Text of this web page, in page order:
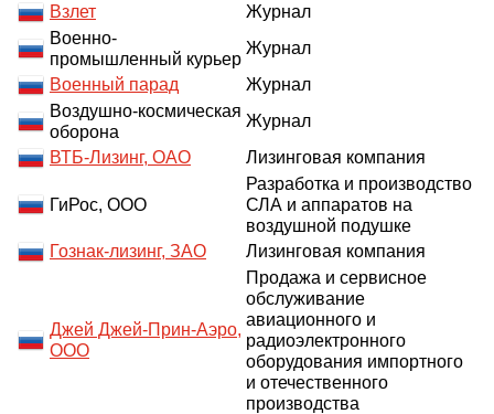
Взлет
Журнал
Военно-
промышленный курьер
Журнал
Военный парад
Журнал
Воздушно-космическая
оборона
Журнал
ВТБ-Лизинг, ОАО
Лизинговая компания
ГиРос, ООО
Разработка и производство
СЛА и аппаратов на
воздушной подушке
Гознак-лизинг, ЗАО
Лизинговая компания
Джей Джей-Прин-Аэро,
ООО
Продажа и сервисное
обслуживание
авиационного и
радиоэлектронного
оборудования импортного
и отечественного
производства